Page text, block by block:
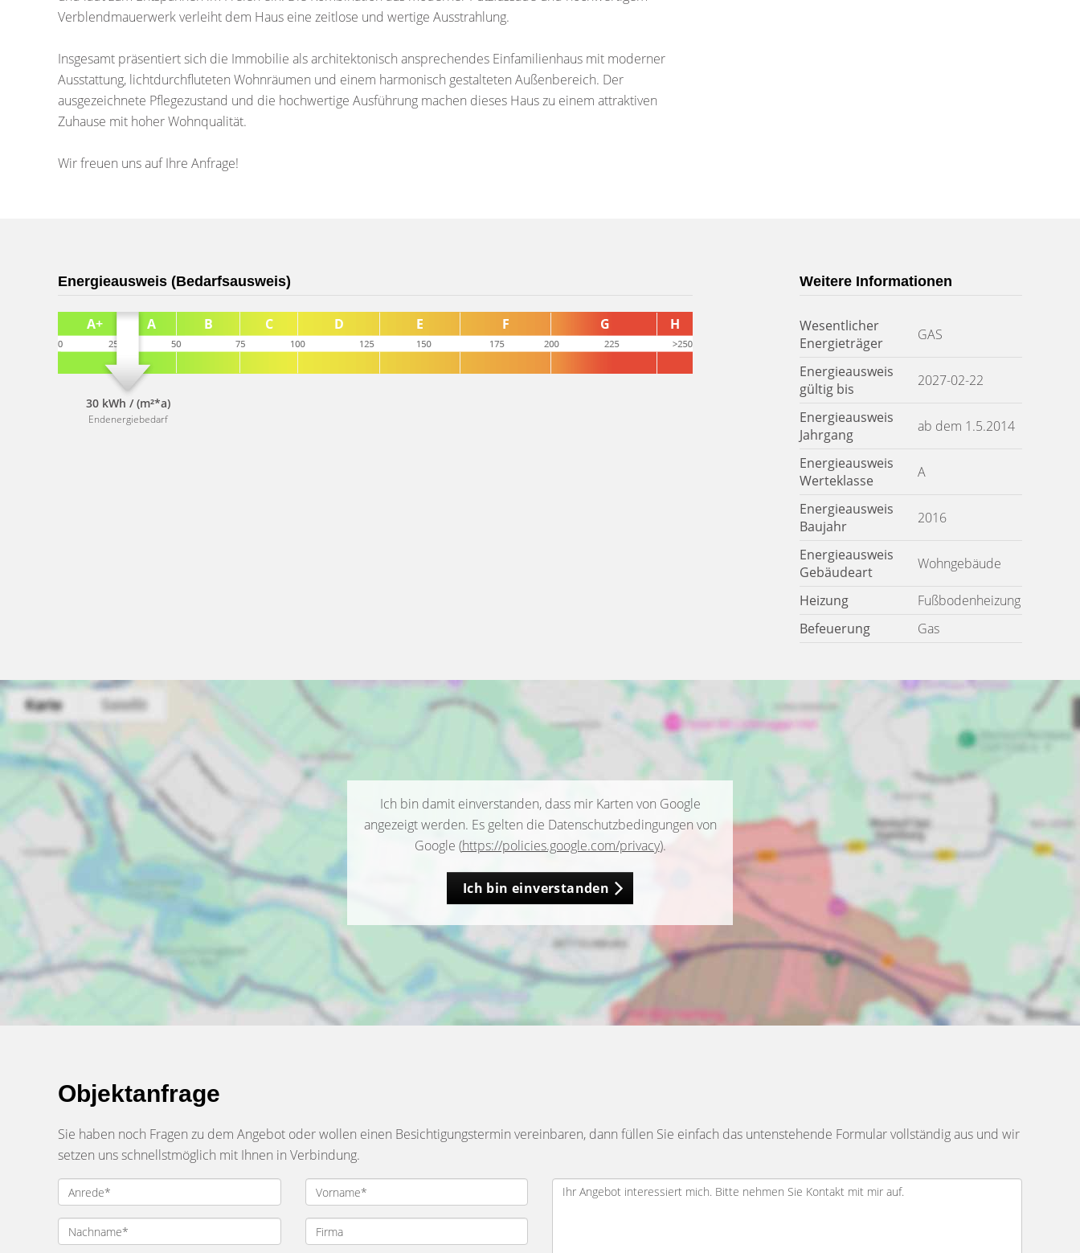
Verblendmauerwerk verleiht dem Haus eine zeitlose und wertige Ausstrahlung.
Insgesamt präsentiert sich die Immobilie als architektonisch ansprechendes Einfamilienhaus mit moderner
Ausstattung, lichtdurchfluteten Wohnräumen und einem harmonisch gestalteten Außenbereich. Der
ausgezeichnete Pflegezustand und die hochwertige Ausführung machen dieses Haus zu einem attraktiven
Zuhause mit hoher Wohnqualität.
Wir freuen uns auf Ihre Anfrage!
Energieausweis (Bedarfsausweis)
30 kWh / (m²*a)
Endenergiebedarf
Weitere Informationen
Wesentlicher
Energieträger
GAS
Energieausweis
gültig bis
2027-02-22
Energieausweis
Jahrgang
ab dem 1.5.2014
Energieausweis
Werteklasse
A
Energieausweis
Baujahr
2016
Energieausweis
Gebäudeart
Wohngebäude
Heizung
Fußbodenheizung
Befeuerung
Gas
Ich bin damit einverstanden, dass mir Karten von Google
angezeigt werden. Es gelten die Datenschutzbedingungen von
Google (https://policies.google.com/privacy).
Ich bin einverstanden
Objektanfrage
Sie haben noch Fragen zu dem Angebot oder wollen einen Besichtigungstermin vereinbaren, dann füllen Sie einfach das untenstehende Formular vollständig aus und wir
setzen uns schnellstmöglich mit Ihnen in Verbindung.